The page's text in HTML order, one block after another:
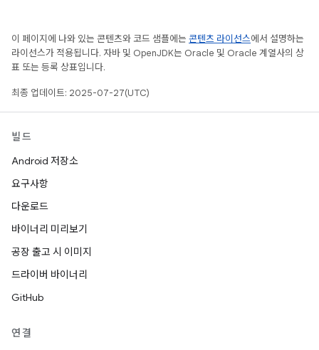
이 페이지에 나와 있는 콘텐츠와 코드 샘플에는 콘텐츠 라이선스에서 설명하는
라이선스가 적용됩니다. 자바 및 OpenJDK는 Oracle 및 Oracle 계열사의 상
표 또는 등록 상표입니다.
최종 업데이트: 2025-07-27(UTC)
빌드
Android 저장소
요구사항
다운로드
바이너리 미리보기
공장 출고 시 이미지
드라이버 바이너리
GitHub
연결